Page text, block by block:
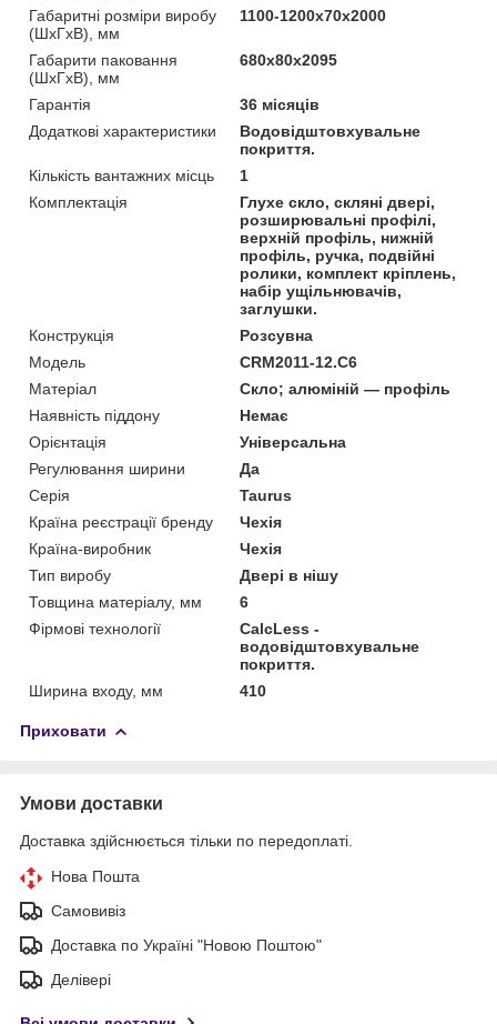
Габаритні розміри виробу
(ШхГхВ), мм
1100-1200х70х2000
Габарити паковання
(ШхГхВ), мм
680х80х2095
Гарантія
36 місяців
Додаткові характеристики
Водовідштовхувальне
покриття.
Кількість вантажних місць
1
Комплектація
Глухе скло, скляні двері,
розширювальні профілі,
верхній профіль, нижній
профіль, ручка, подвійні
ролики, комплект кріплень,
набір ущільнювачів,
заглушки.
Конструкція
Розсувна
Мoдель
CRM2011-12.C6
Матеріал
Скло; алюміній — профіль
Наявність піддону
Немає
Орієнтація
Універсальна
Регулювання ширини
Да
Серія
Taurus
Країна реєстрації бренду
Чехія
Країна-виробник
Чехія
Тип виробу
Двері в нішу
Товщина матеріалу, мм
6
Фірмові технології
CalcLess -
водовідштовхувальне
покриття.
Ширина входу, мм
410
Приховати
Умови доставки
Доставка здійснюється тільки по передоплаті.
Нова Пошта
Самовивіз
Доставка по Україні "Новою Поштою"
Делівері